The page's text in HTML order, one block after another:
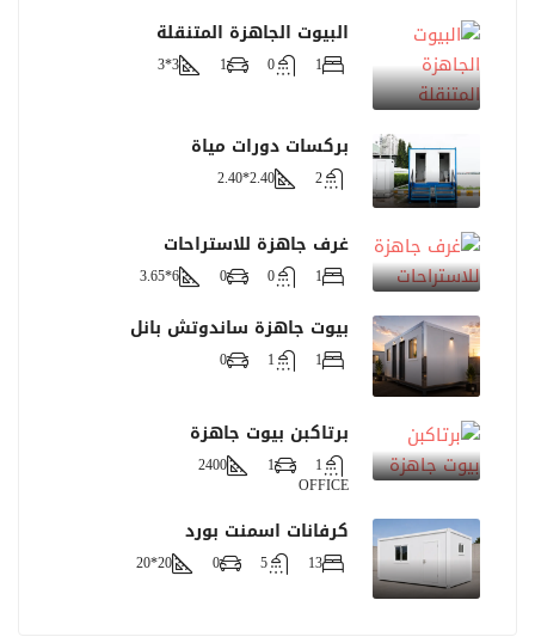
البيوت الجاهزة المتنقلة
1
0
1
3*3
بركسات دورات مياة
2
2.40*2.40
غرف جاهزة للاستراحات
1
0
0
6*3.65
بيوت جاهزة ساندوتش بانل
1
1
0
برتاكبن بيوت جاهزة
1
1
2400
OFFICE
كرفانات اسمنت بورد
13
5
0
20*20